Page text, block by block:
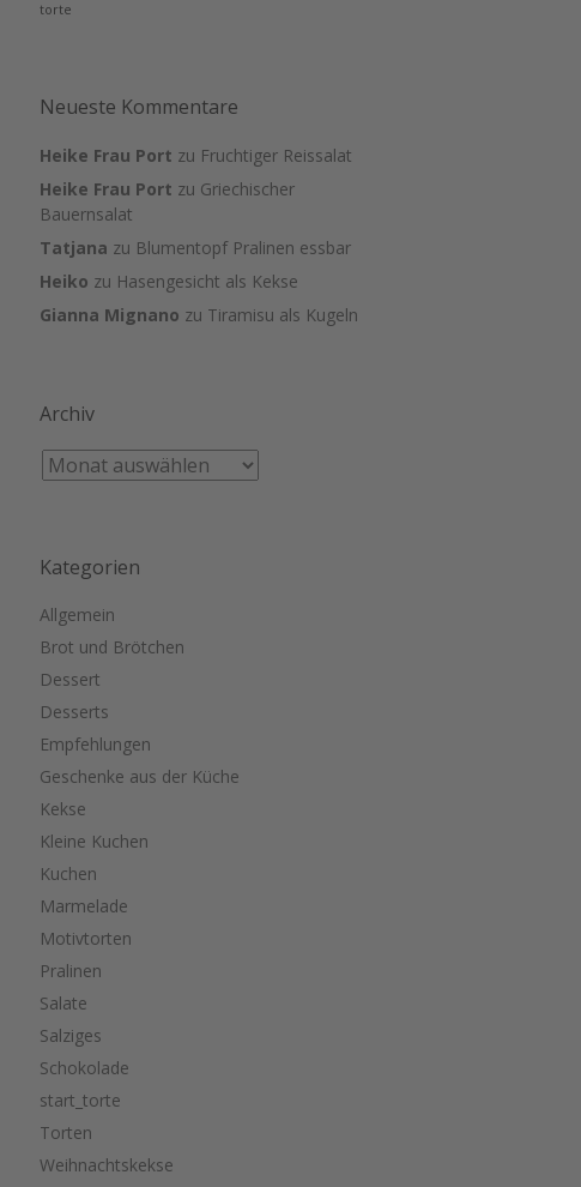
torte
Neueste Kommentare
Heike Frau Port zu Fruchtiger Reissalat
Heike Frau Port zu Griechischer
Bauernsalat
Tatjana zu Blumentopf Pralinen essbar
Heiko zu Hasengesicht als Kekse
Gianna Mignano zu Tiramisu als Kugeln
Archiv
Kategorien
Allgemein
Brot und Brötchen
Dessert
Desserts
Empfehlungen
Geschenke aus der Küche
Kekse
Kleine Kuchen
Kuchen
Marmelade
Motivtorten
Pralinen
Salate
Salziges
Schokolade
start_torte
Torten
Weihnachtskekse